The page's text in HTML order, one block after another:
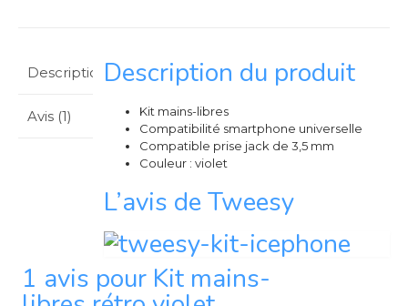
Description
Avis (1)
Description du produit
Kit mains-libres
Compatibilité smartphone universelle
Compatible prise jack de 3,5 mm
Couleur : violet
L’avis de Tweesy
1 avis pour Kit mains-